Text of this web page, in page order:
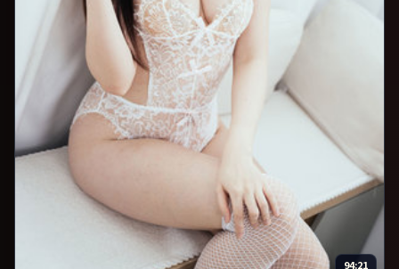
94:21